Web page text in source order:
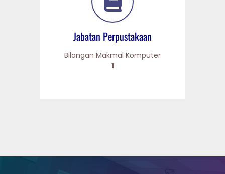
Jabatan Perpustakaan
Bilangan Makmal Komputer
1